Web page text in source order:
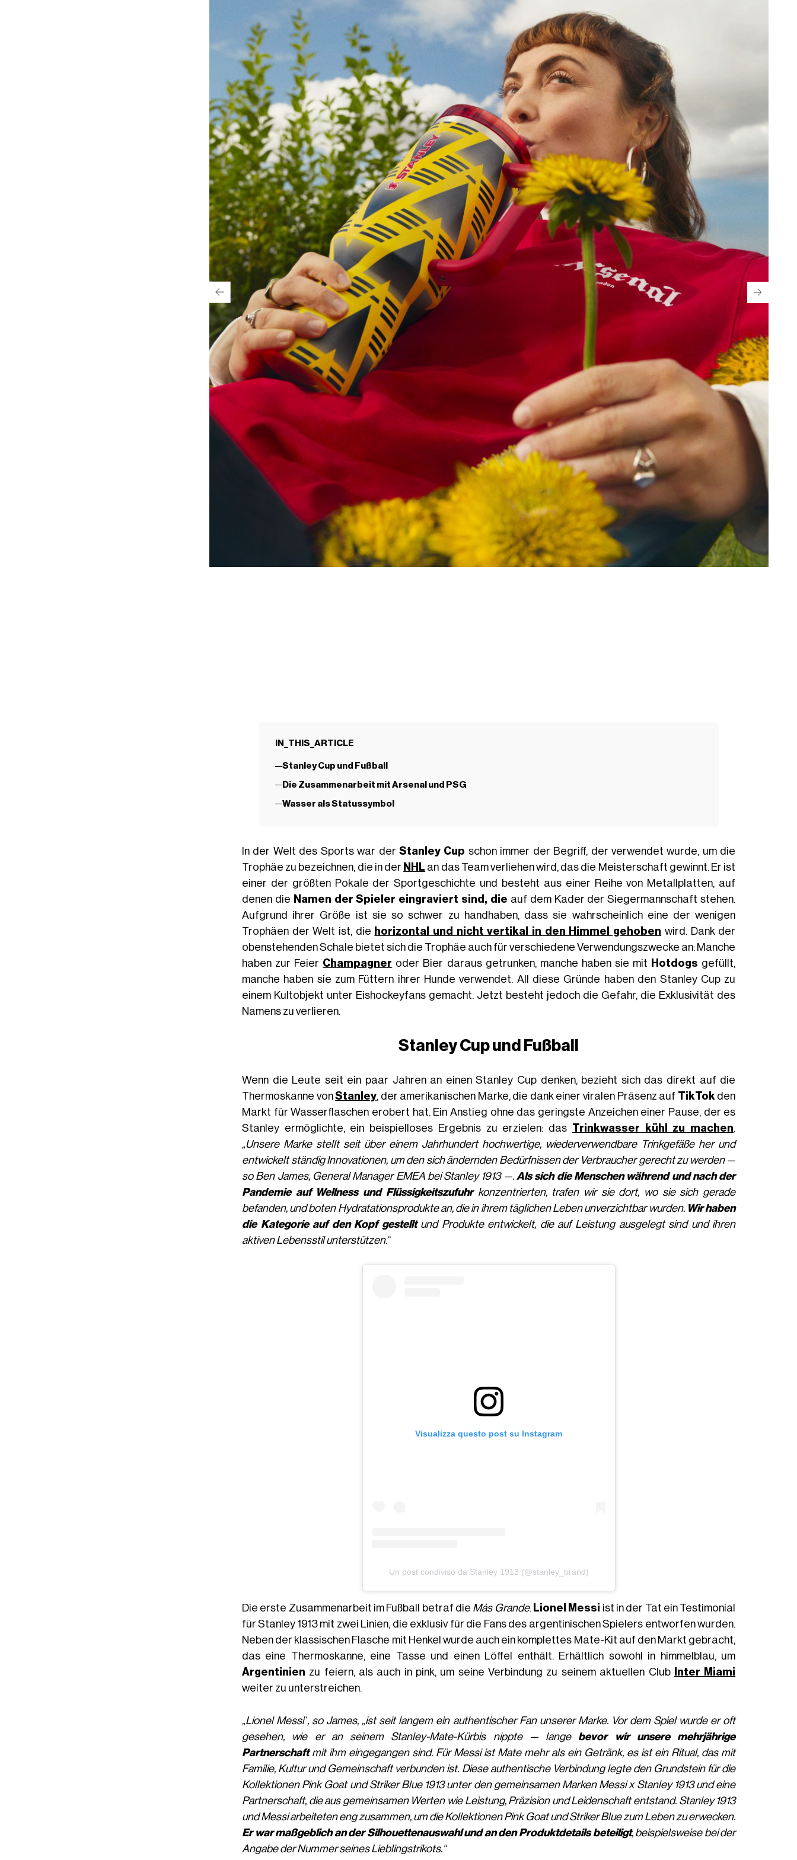
IN_THIS_ARTICLE
Stanley Cup und Fußball
Die Zusammenarbeit mit Arsenal und PSG
Wasser als Statussymbol
In der Welt des Sports war der Stanley Cup schon immer der Begriff, der verwendet wurde, um die
Trophäe zu bezeichnen, die in der NHL an das Team verliehen wird, das die Meisterschaft gewinnt. Er ist
einer der größten Pokale der Sportgeschichte und besteht aus einer Reihe von Metallplatten, auf
denen die Namen der Spieler eingraviert sind, die auf dem Kader der Siegermannschaft stehen.
Aufgrund ihrer Größe ist sie so schwer zu handhaben, dass sie wahrscheinlich eine der wenigen
Trophäen der Welt ist, die horizontal und nicht vertikal in den Himmel gehoben wird. Dank der
obenstehenden Schale bietet sich die Trophäe auch für verschiedene Verwendungszwecke an: Manche
haben zur Feier Champagner oder Bier daraus getrunken, manche haben sie mit Hotdogs gefüllt,
manche haben sie zum Füttern ihrer Hunde verwendet. All diese Gründe haben den Stanley Cup zu
einem Kultobjekt unter Eishockeyfans gemacht. Jetzt besteht jedoch die Gefahr, die Exklusivität des
Namens zu verlieren.
Stanley Cup und Fußball
Wenn die Leute seit ein paar Jahren an einen Stanley Cup denken, bezieht sich das direkt auf die
Thermoskanne vonStanley, der amerikanischen Marke, die dank einer viralen Präsenz auf TikTok den
Markt für Wasserflaschen erobert hat. Ein Anstieg ohne das geringste Anzeichen einer Pause, der es
Stanley ermöglichte, ein beispielloses Ergebnis zu erzielen: das Trinkwasser kühl zu machen.
„Unsere Marke stellt seit über einem Jahrhundert hochwertige, wiederverwendbare Trinkgefäße her und
entwickelt ständig Innovationen, um den sich ändernden Bedürfnissen der Verbraucher gerecht zu werden —
so Ben James, General Manager EMEA bei Stanley 1913 —.Als sich die Menschen während und nach der
Pandemie auf Wellness und Flüssigkeitszufuhrkonzentrierten, trafen wir sie dort, wo sie sich gerade
befanden, und boten Hydratationsprodukte an, die in ihrem täglichen Leben unverzichtbar wurden. Wir haben
die Kategorie auf den Kopf gestelltund Produkte entwickelt, die auf Leistung ausgelegt sind und ihren
aktiven Lebensstil unterstützen.“
Visualizza questo post su Instagram
Un post condiviso da Stanley 1913 (@stanley_brand)
Die erste Zusammenarbeit im Fußball betraf die Más Grande. Lionel Messi ist in der Tat ein Testimonial
für Stanley 1913 mit zwei Linien, die exklusiv für die Fans des argentinischen Spielers entworfen wurden.
Neben der klassischen Flasche mit Henkel wurde auch ein komplettes Mate-Kit auf den Markt gebracht,
das eine Thermoskanne, eine Tasse und einen Löffel enthält. Erhältlich sowohl in himmelblau, um
Argentinien zu feiern, als auch in pink, um seine Verbindung zu seinem aktuellen Club
Inter Miami
weiter zu unterstreichen.
„Lionel Messi“, so James, „ist seit langem ein authentischer Fan unserer Marke. Vor dem Spiel wurde er oft
gesehen, wie er an seinem Stanley-Mate-Kürbis nippte — lange bevor wir unsere mehrjährige
Partnerschaftmit ihm eingegangen sind. Für Messi ist Mate mehr als ein Getränk, es ist ein Ritual, das mit
Familie, Kultur und Gemeinschaft verbunden ist. Diese authentische Verbindung legte den Grundstein für die
Kollektionen Pink Goat und Striker Blue 1913 unter den gemeinsamen Marken Messi x Stanley 1913 und eine
Partnerschaft, die aus gemeinsamen Werten wie Leistung, Präzision und Leidenschaft entstand. Stanley 1913
und Messi arbeiteten eng zusammen, um die Kollektionen Pink Goat und Striker Blue zum Leben zu erwecken.
Er war maßgeblich an der Silhouettenauswahl und an den Produktdetails beteiligt, beispielsweise bei der
Angabe der Nummer seines Lieblingstrikots.“